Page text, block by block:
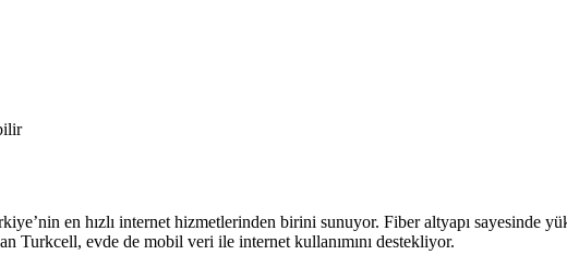
en hızlı internet hizmetlerinden birini sunuyor. Fiber altyapı sayesinde
Turkcell, evde de mobil veri ile internet kullanımını destekliyor.